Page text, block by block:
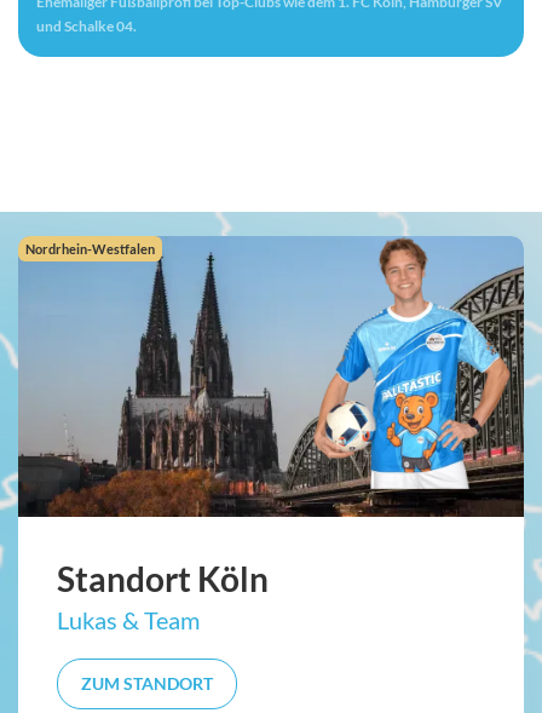
und Schalke 04.
Standort Köln
Lukas & Team
ZUM STANDORT
Nordrhein-Westfalen